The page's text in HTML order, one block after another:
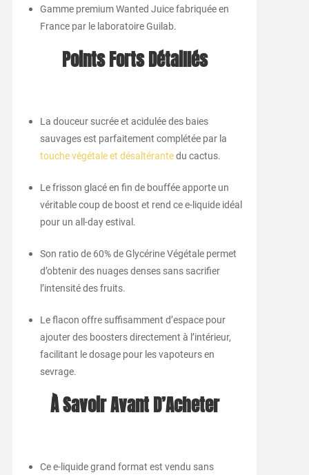
Gamme premium Wanted Juice fabriquée en
France par le laboratoire Guilab.
Points Forts Détaillés
La douceur sucrée et acidulée des baies
sauvages est parfaitement complétée par la
touche végétale et désaltérantedu cactus.
Le frisson glacé en fin de bouffée apporte un
véritable coup de boost et rend ce e-liquide idéal
pour un all-day estival.
Son ratio de 60% de Glycérine Végétale permet
d’obtenir des nuages denses sans sacrifier
l’intensité des fruits.
Le flacon offre suffisamment d’espace pour
ajouter des boosters directement à l’intérieur,
facilitant le dosage pour les vapoteurs en
sevrage.
À Savoir Avant D’Acheter
Ce e-liquide grand format est vendu sans